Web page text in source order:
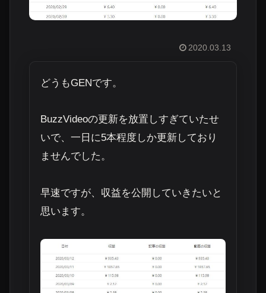
2020.03.13
どうもGENです。
BuzzVideoの更新を放置しすぎていたせ
いで、一日に5本程度しか更新しており
ませんでした。
早速ですが、収益を公開していきたいと
思います。